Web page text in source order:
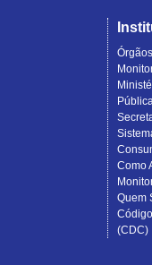
Como
Quem
(CDC)